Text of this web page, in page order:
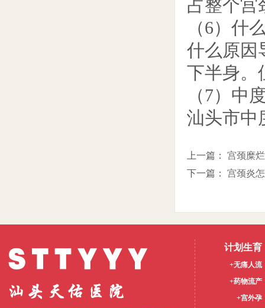
占整个宫
（6）什
什么原因
下半身。
（7）中
汕头市中
上一篇： 宫颈糜
下一篇： 宫颈炎
计划生育
+无痛人流
+药物流产
+宫外孕